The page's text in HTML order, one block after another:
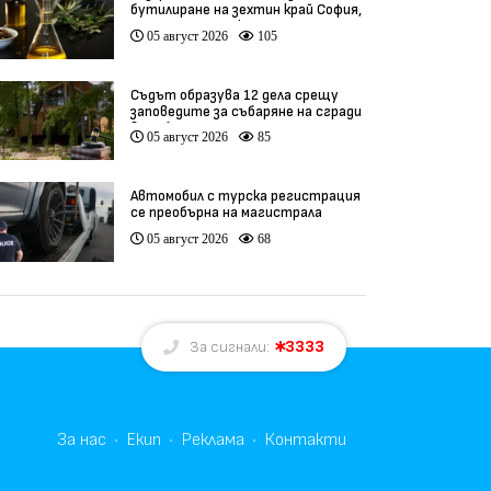
бутилиране на зехтин край София,
трима са задържани
05 август 2026 105
Съдът образува 12 дела срещу
заповедите за събаряне на сгради
в „Баба Алино“
05 август 2026 85
Автомобил с турска регистрация
се преобърна на магистрала
„Марица“
05 август 2026 68
За сигнали: 3333
За нас Екип Реклама Контакти